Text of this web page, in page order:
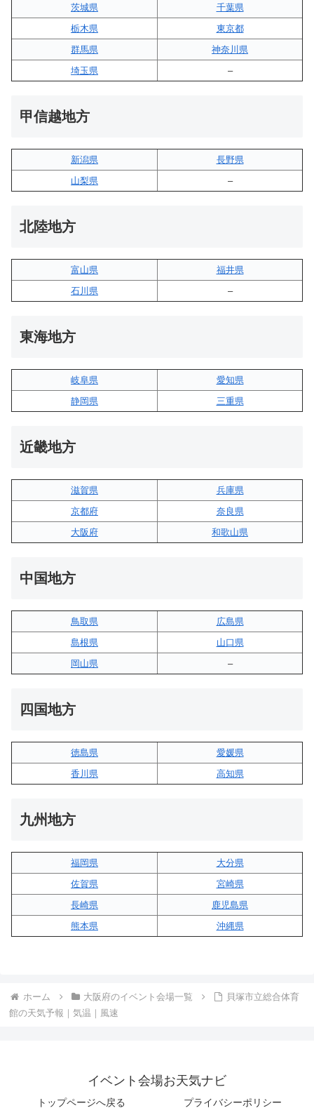
茨城県
千葉県
栃木県
東京都
群馬県
神奈川県
埼玉県
–
甲信越地方
新潟県
長野県
山梨県
–
北陸地方
富山県
福井県
石川県
–
東海地方
岐阜県
愛知県
静岡県
三重県
近畿地方
滋賀県
兵庫県
京都府
奈良県
大阪府
和歌山県
中国地方
鳥取県
広島県
島根県
山口県
岡山県
–
四国地方
徳島県
愛媛県
香川県
高知県
九州地方
福岡県
大分県
佐賀県
宮崎県
長崎県
鹿児島県
熊本県
沖縄県
ホーム 大阪府のイベント会場一覧
貝塚市立総合体育
館の天気予報｜気温｜風速
イベント会場お天気ナビ
トップページへ戻る プライバシーポリシー